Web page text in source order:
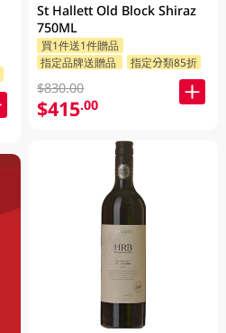
St Hallett Old Block Shiraz
750ML
買1件送1件贈品
指定品牌送贈品
指定分類85折
$830.00
$415.00